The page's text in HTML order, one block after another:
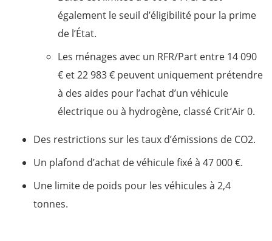
également le seuil d’éligibilité pour la prime
de l’État.
Les ménages avec un RFR/Part entre 14 090
€ et 22 983 € peuvent uniquement prétendre
à des aides pour l’achat d’un véhicule
électrique ou à hydrogène, classé Crit’Air 0.
Des restrictions sur les taux d’émissions de CO2.
Un plafond d’achat de véhicule fixé à 47 000 €.
Une limite de poids pour les véhicules à 2,4
tonnes.